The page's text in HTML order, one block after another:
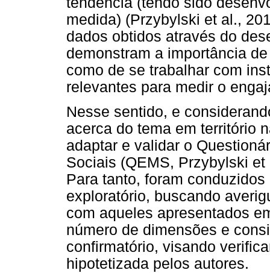
medida) (Przybylski et al.,
dados obtidos através do
demonstram a importância
como de se trabalhar com
relevantes para medir o
Nesse sentido, e
acerca do tema em território
adaptar e validar o
Sociais (QEMS, Przybylski
Para tanto, foram
exploratório, buscando
com aqueles apresentados
número de dimensões e
confirmatório, visando
hipotetizada pelos autores.